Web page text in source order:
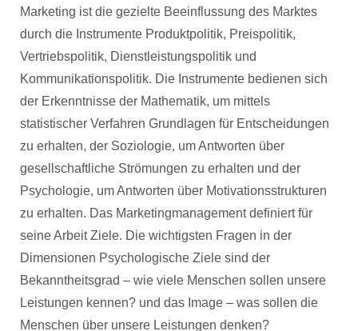
Marketing ist die gezielte Beeinflussung des Marktes
durch die Instrumente Produktpolitik, Preispolitik,
Vertriebspolitik, Dienstleistungspolitik und
Kommunikationspolitik. Die Instrumente bedienen sich
der Erkenntnisse der Mathematik, um mittels
statistischer Verfahren Grundlagen für Entscheidungen
zu erhalten, der Soziologie, um Antworten über
gesellschaftliche Strömungen zu erhalten und der
Psychologie, um Antworten über Motivationsstrukturen
zu erhalten. Das Marketingmanagement definiert für
seine Arbeit Ziele. Die wichtigsten Fragen in der
Dimensionen Psychologische Ziele sind der
Bekanntheitsgrad – wie viele Menschen sollen unsere
Leistungen kennen? und das Image – was sollen die
Menschen über unsere Leistungen denken?